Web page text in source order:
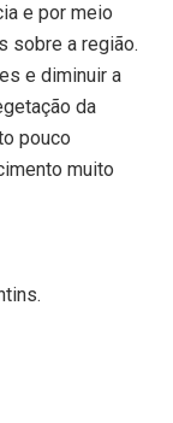
e por meio
sobre a região.
e diminuir a
da
pouco
muito